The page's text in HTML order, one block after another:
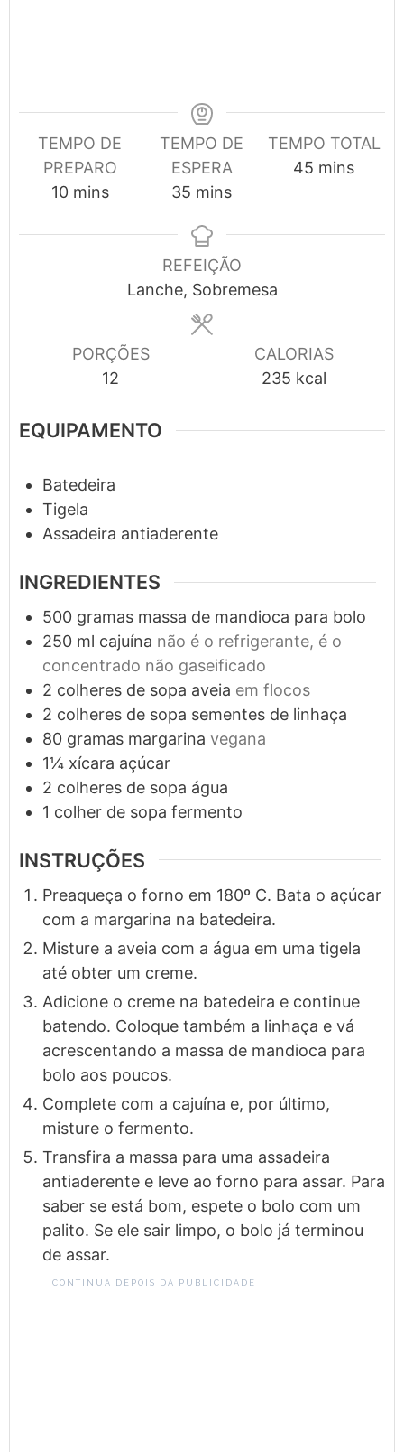
TEMPO DE
PREPARO
10minutes
mins
TEMPO DE
ESPERA
35 minutes
mins
TEMPO TOTAL
45 minutes
mins
REFEIÇÃO
Lanche, Sobremesa
PORÇÕES
12
CALORIAS
235 kcal
EQUIPAMENTO
Batedeira
Tigela
Assadeira antiaderente
INGREDIENTES
500 gramas massa de mandioca para bolo
250 ml cajuína não é o refrigerante, é o
concentrado não gaseificado
2 colheres de sopa aveia em flocos
2 colheres de sopa sementes de linhaça
80 gramas margarina vegana
1¼ xícara açúcar
2 colheres de sopa água
1 colher de sopa fermento
INSTRUÇÕES
Preaqueça o forno em 180º C. Bata o açúcar
com a margarina na batedeira.
Misture a aveia com a água em uma tigela
até obter um creme.
Adicione o creme na batedeira e continue
batendo. Coloque também a linhaça e vá
acrescentando a massa de mandioca para
bolo aos poucos.
Complete com a cajuína e, por último,
misture o fermento.
Transfira a massa para uma assadeira
antiaderente e leve ao forno para assar. Para
saber se está bom, espete o bolo com um
palito. Se ele sair limpo, o bolo já terminou
de assar.
CONTINUA DEPOIS DA PUBLICIDADE